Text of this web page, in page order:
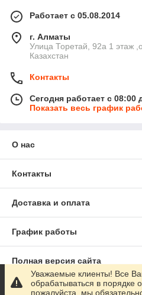
Работает с 05.08.2014
г. Алматы
​Улица Торетай, 92а​ 1 этаж
Казахстан
Контакты
Сегодня работает с 08:00
Показать весь график
О нас
Контакты
Доставка и оплата
График работы
Полная версия сайта
Сайт создан на маркетплейсе
Уважаемые клиенты! Все
обрабатываться в порядке
пожалуйста, мы